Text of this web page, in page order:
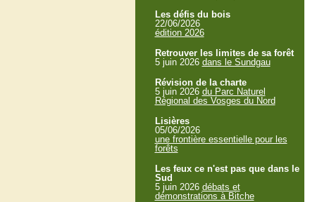
Les défis du bois
22/06/2026
édition 2026
Retrouver les limites de sa forêt
5 juin 2026 dans le Sundgau
Révision de la charte
5 juin 2026 du Parc Naturel
Régional des Vosges du Nord
Lisières
05/06/2026
une frontière essentielle pour les
forêts
Les feux ce n'est pas que dans le
Sud
5 juin 2026 débats et
démonstrations à Bitche